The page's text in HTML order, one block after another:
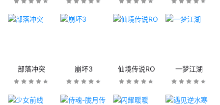
部落冲突 崩坏3 仙境传说RO 一梦江湖